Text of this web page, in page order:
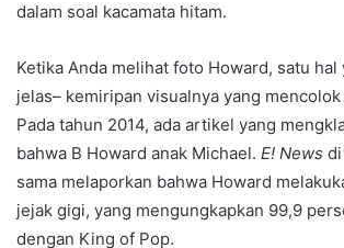
dalam soal kacamata hitam.
Ketika Anda melihat foto Howard, satu
jelas– kemiripan visualnya yang
Pada tahun 2014, ada artikel yang
bahwa B Howard anak Michael. E! News
sama melaporkan bahwa Howard
jejak gigi, yang mengungkapkan 99,9
dengan King of Pop.